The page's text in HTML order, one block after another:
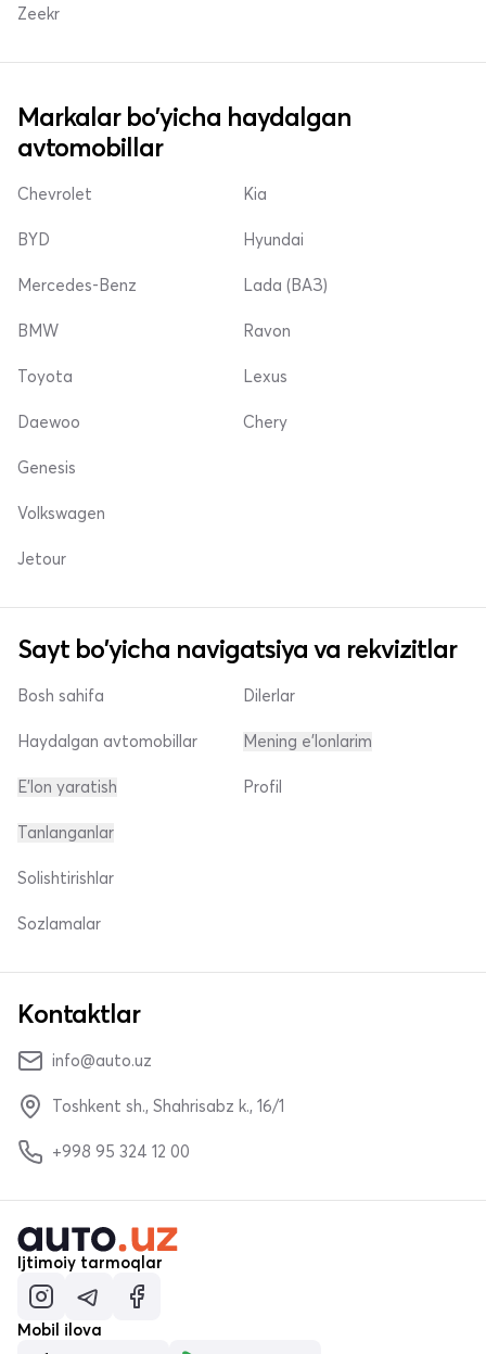
Zeekr
Markalar bo'yicha haydalgan
avtomobillar
Chevrolet
BYD
Mercedes-Benz
Kia
Hyundai
Lada (ВАЗ)
BMW
Toyota
Daewoo
Ravon
Lexus
Chery
Genesis
Volkswagen
Jetour
Sayt bo'yicha navigatsiya va rekvizitlar
Bosh sahifa
Haydalgan avtomobillar
E'lon yaratish
Dilerlar
Mening e'lonlarim
Profil
Tanlanganlar
Solishtirishlar
Sozlamalar
Kontaktlar
info@auto.uz
Toshkent sh., Shahrisabz k., 16/1
+998 95 324 12 00
Ijtimoiy tarmoqlar
Mobil ilova